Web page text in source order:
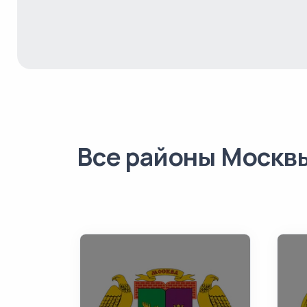
Все районы